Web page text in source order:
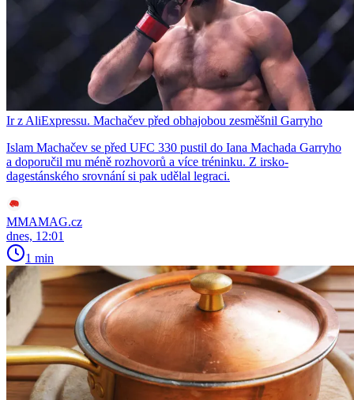
Ir z AliExpressu. Machačev před obhajobou zesměšnil Garryho
Islam Machačev se před UFC 330 pustil do Iana Machada Garryho
a doporučil mu méně rozhovorů a více tréninku. Z irsko-
dagestánského srovnání si pak udělal legraci.
MMAMAG.cz
dnes, 12:01
1 min